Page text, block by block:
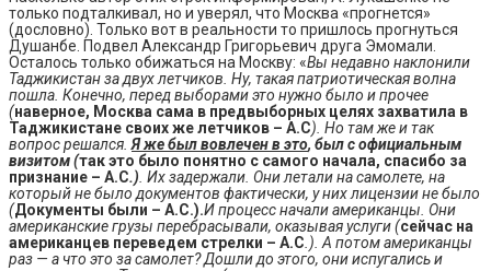
только подталкивал, но и уверял, что Москва «прогнется»
(дословно). Только вот в реальности то пришлось прогнуться
Душанбе. Подвел Александр Григорьевич друга Эмомали.
Осталось только обижаться на Москву: «Вы недавно наклонили
Таджикистан за двух летчиков. Ну, такая патриотическая волна
пошла. Конечно, перед выборами это нужно было и прочее
(наверное, Москва сама в предвыборных целях захватила в
Таджикистане своих же летчиков – А.С). Но там же и так
вопрос решался.Я же был вовлечен в это, был с официальным
визитом (так это было понятно с самого начала, спасибо за
признание – А.С.) . Их задержали. Они летали на самолете, на
который не было документов фактически, у них лицензии не было
(Документы были – А.С.).И процесс начали американцы. Они
американские грузы перебрасывали, оказывая услуги (сейчас на
американцев переведем стрелки – А.С .). А потом американцы
раз — а что это за самолет? Дошли до этого, они испугались и